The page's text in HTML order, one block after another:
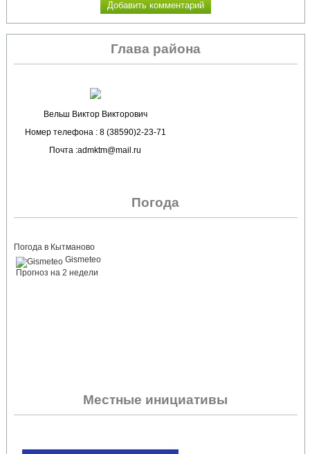
Глава района
Вельш Виктор Викторович
Номер телефона : 8 (38590)2-23-71
Почта :admktm@mail.ru
Погода
Погода в Кытманово
Gismeteo
Прогноз на 2 недели
Местные инициативы